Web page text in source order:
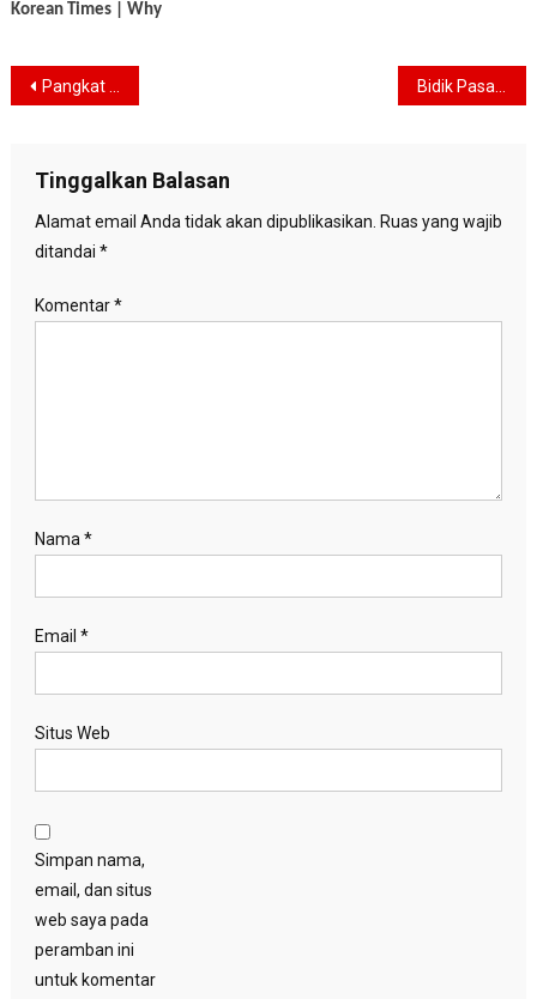
Korean Times | Why
Navigasi
Pangkat Luhut Panjaitan Bakal Dicabut
Tinggalkan Balasan
Alamat email Anda tidak akan dipublikasikan. Ruas yang wajib
ditandai *
Komentar*
Nama *
Email *
Situs Web
Simpan nama,
email, dan situs
web saya pada
peramban ini
untuk komentar